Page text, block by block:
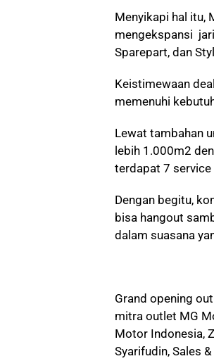
Menyikapi hal itu,
mengekspansi
Sparepart, dan
Keistimewaan
memenuhi
Lewat tambahan
lebih 1.000m2
terdapat 7 service
Dengan begitu,
bisa hangout
dalam suasana
Grand opening
mitra outlet MG
Motor Indonesia,
Syarifudin, Sales